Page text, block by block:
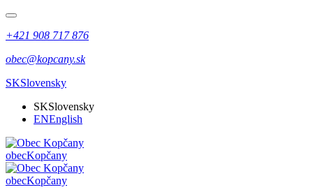
+421 908 717 876
obec@kopcany.sk
SKSlovensky
SKSlovensky
ENEnglish
obecKopčany
obecKopčany